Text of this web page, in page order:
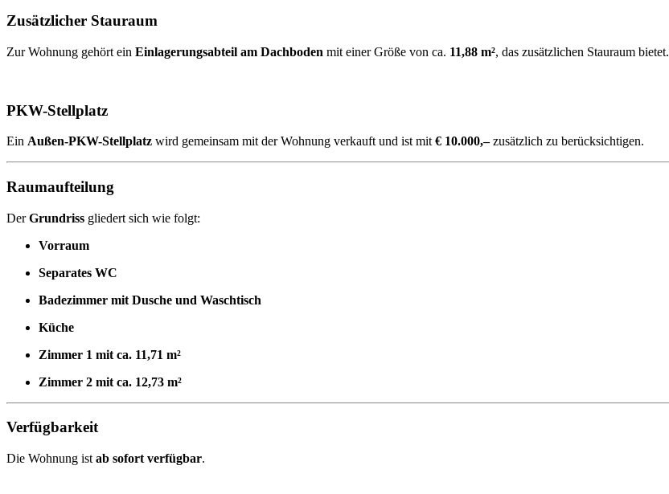
Zusätzlicher Stauraum
Zur Wohnung gehört ein Einlagerungsabteil am Dachboden mit einer Größe von ca. 11,88 m², das zusätzlichen Stauraum bietet.
PKW-Stellplatz
Ein Außen-PKW-Stellplatz wird gemeinsam mit der Wohnung verkauft und ist mit € 10.000,–zusätzlich zu berücksichtigen.
Raumaufteilung
DerGrundriss gliedert sich wie folgt:
Vorraum
Separates WC
Badezimmer mit Dusche und Waschtisch
Küche
Zimmer 1 mit ca. 11,71 m²
Zimmer 2 mit ca. 12,73 m²
Verfügbarkeit
Die Wohnung ist ab sofort verfügbar.